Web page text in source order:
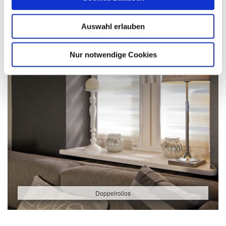
Auswahl erlauben
Nur notwendige Cookies
Doppelrollos